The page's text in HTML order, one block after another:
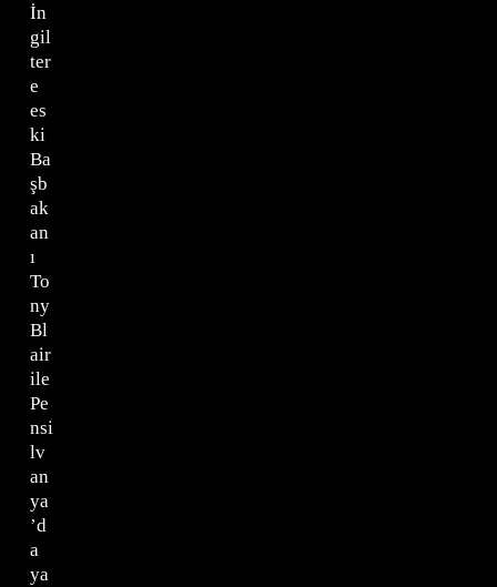
İn
gil
ter
e
es
ki
Ba
şb
ak
an
ı
To
ny
Bl
air
ile
Pe
nsi
lv
an
ya
’d
a
ya